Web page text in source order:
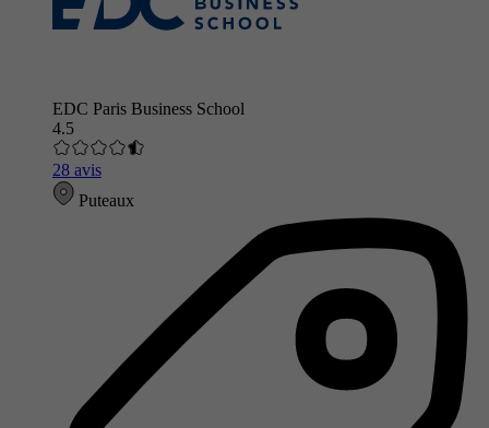
EDC Paris Business School
4.5
28 avis
Puteaux